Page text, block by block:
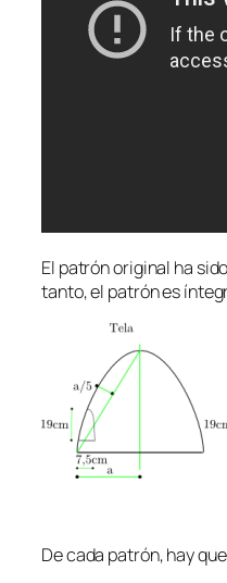
El patrón original ha
tanto, el patrón es
De cada patrón, hay